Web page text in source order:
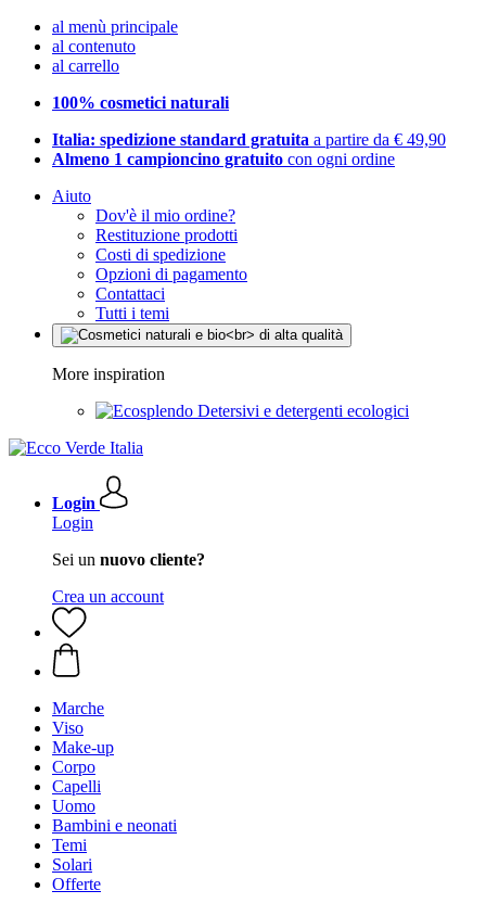
al menù principale
al contenuto
al carrello
100% cosmetici naturali
Italia: spedizione standard gratuita a partire da € 49,90
Almeno 1 campioncino gratuito con ogni ordine
Aiuto
Dov'è il mio ordine?
Restituzione prodotti
Costi di spedizione
Opzioni di pagamento
Contattaci
Tutti i temi
More inspiration
Detersivi e detergenti ecologici
Login
Login
Sei un nuovo cliente?
Crea un account
Marche
Viso
Make-up
Corpo
Capelli
Uomo
Bambini e neonati
Temi
Solari
Offerte